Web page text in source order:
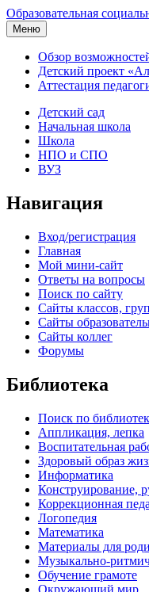
Образовательная
Меню
Обзор
Детский проект
Аттестация
Детский сад
Начальная школа
Школа
НПО и СПО
ВУЗ
Навигация
Вход/регистрация
Главная
Мой мини-сайт
Ответы на вопросы
Поиск по сайту
Сайты классов,
Сайты
Сайты коллег
Форумы
Библиотека
Поиск по
Аппликация, лепка
Воспитательная
Здоровый образ
Информатика
Конструирование,
Коррекционная
Логопедия
Математика
Материалы для
Музыкально-
Обучение грамоте
Окружающий мир